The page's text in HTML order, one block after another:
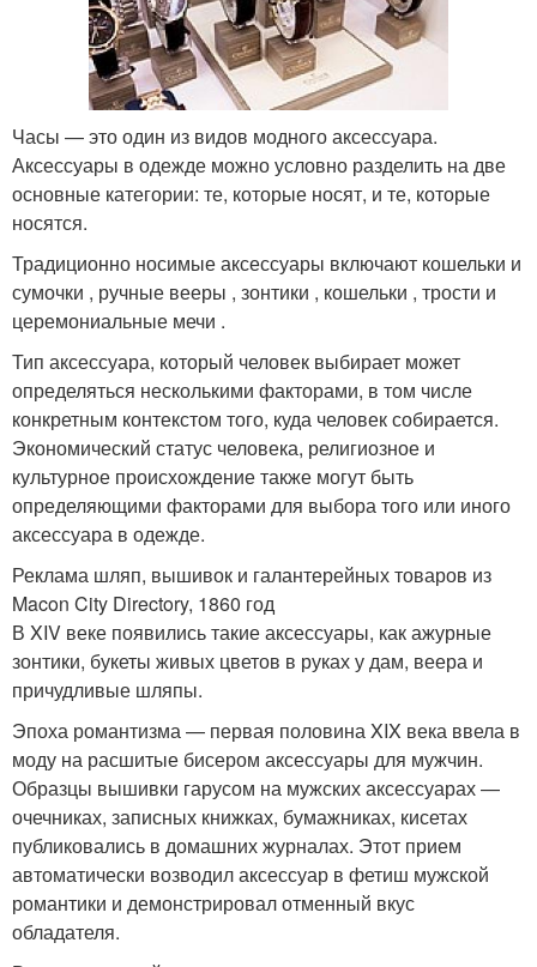
Часы — это один из видов модного аксессуара.
Аксессуары в одежде можно условно разделить на две
основные категории: те, которые носят, и те, которые
носятся.
Традиционно носимые аксессуары включают кошельки и
сумочки , ручные вееры , зонтики , кошельки , трости и
церемониальные мечи .
Тип аксессуара, который человек выбирает может
определяться несколькими факторами, в том числе
конкретным контекстом того, куда человек собирается.
Экономический статус человека, религиозное и
культурное происхождение также могут быть
определяющими факторами для выбора того или иного
аксессуара в одежде.
Реклама шляп, вышивок и галантерейных товаров из
Macon City Directory, 1860 год
В XIV веке появились такие аксессуары, как ажурные
зонтики, букеты живых цветов в руках у дам, веера и
причудливые шляпы.
Эпоха романтизма — первая половина XIX века ввела в
моду на расшитые бисером аксессуары для мужчин.
Образцы вышивки гарусом на мужских аксессуарах —
очечниках, записных книжках, бумажниках, кисетах
публиковались в домашних журналах. Этот прием
автоматически возводил аксессуар в фетиш мужской
романтики и демонстрировал отменный вкус
обладателя.